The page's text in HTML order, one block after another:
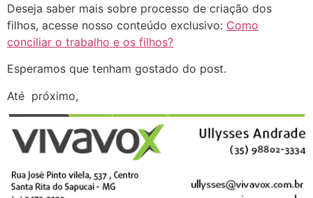
Deseja saber mais sobre processo de criação dos
filhos, acesse nosso conteúdo exclusivo: Como
conciliar o trabalho e os filhos?
Esperamos que tenham gostado do post.
Até próximo,